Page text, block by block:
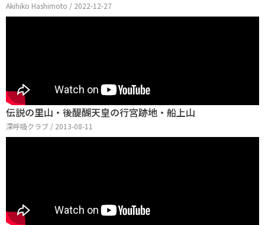
Akihiko Hashimoto / 2022-12-27
伝説の里山・後醍醐天皇の行宮跡地・船上山
深呼吸クラブ / 2013-08-11